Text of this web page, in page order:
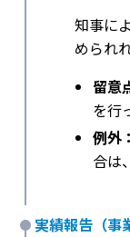
知事に
められ
留意
を行
例外：
合は
実績報告（事